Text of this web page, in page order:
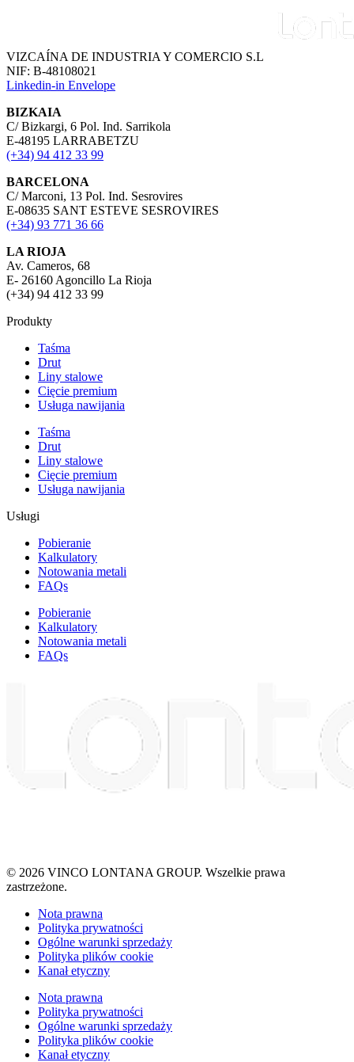
VIZCAÍNA DE INDUSTRIA Y COMERCIO S.L
NIF: B-48108021
Linkedin-in Envelope
BIZKAIA
C/ Bizkargi, 6 Pol. Ind. Sarrikola
E-48195 LARRABETZU
(+34) 94 412 33 99
BARCELONA
C/ Marconi, 13 Pol. Ind. Sesrovires
E-08635 SANT ESTEVE SESROVIRES
(+34) 93 771 36 66
LA RIOJA
Av. Cameros, 68
E- 26160 Agoncillo La Rioja
(+34) 94 412 33 99
Produkty
Taśma
Drut
Liny stalowe
Cięcie premium
Usługa nawijania
Taśma
Drut
Liny stalowe
Cięcie premium
Usługa nawijania
Usługi
Pobieranie
Kalkulatory
Notowania metali
FAQs
Pobieranie
Kalkulatory
Notowania metali
FAQs
© 2026 VINCO LONTANA GROUP. Wszelkie prawa
zastrzeżone.
Nota prawna
Polityka prywatności
Ogólne warunki sprzedaży
Polityka plików cookie
Kanał etyczny
Nota prawna
Polityka prywatności
Ogólne warunki sprzedaży
Polityka plików cookie
Kanał etyczny